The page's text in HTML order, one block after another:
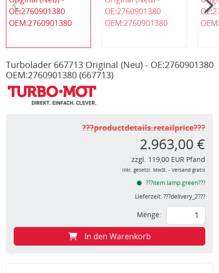
Turbolader 667713 Original (Neu) - OE:2760901380
OEM:2760901380 (667713)
???productdetails.retailprice???
2.963,00 €
zzgl. 119,00 EUR Pfand
inkl. gesetzl. MwSt. - Versand gratis
???item.lamp.green???
Lieferzeit:???delivery_2???
Menge:
In den Warenkorb